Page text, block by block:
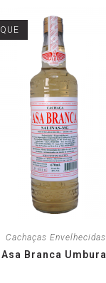
Cachaças Envelhecidas
Branca